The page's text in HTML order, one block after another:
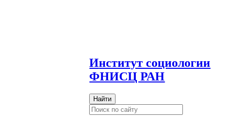
Институт социологии
ФНИСЦ РАН
Найти